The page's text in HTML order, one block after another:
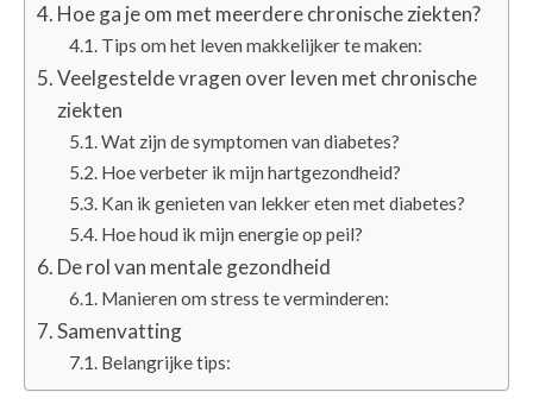
Hoe ga je om met meerdere chronische ziekten?
Tips om het leven makkelijker te maken:
Veelgestelde vragen over leven met chronische
ziekten
Wat zijn de symptomen van diabetes?
Hoe verbeter ik mijn hartgezondheid?
Kan ik genieten van lekker eten met diabetes?
Hoe houd ik mijn energie op peil?
De rol van mentale gezondheid
Manieren om stress te verminderen:
Samenvatting
Belangrijke tips: